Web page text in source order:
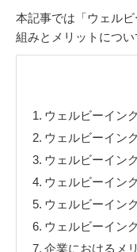
本記事では「ウェル
組みとメリットについ
1. ウェルビーイン
2. ウェルビーイン
3. ウェルビーイン
4. ウェルビーイン
5. ウェルビーイン
6. ウェルビーイン
7. 企業におけるメ